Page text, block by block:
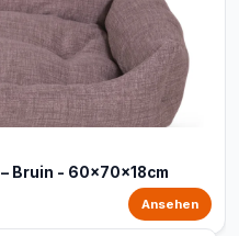
Bruin - 60x70x18cm
Ansehen